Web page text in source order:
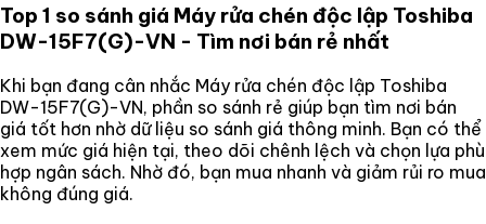
Top 1 so sánh giá Máy rửa chén độc lập Toshiba
DW-15F7(G)-VN - Tìm nơi bán rẻ nhất
Khi bạn đang cân nhắc Máy rửa chén độc lập Toshiba
DW-15F7(G)-VN, phần so sánh rẻ giúp bạn tìm nơi bán
giá tốt hơn nhờ dữ liệu so sánh giá thông minh. Bạn có thể
xem mức giá hiện tại, theo dõi chênh lệch và chọn lựa phù
hợp ngân sách. Nhờ đó, bạn mua nhanh và giảm rủi ro mua
không đúng giá.